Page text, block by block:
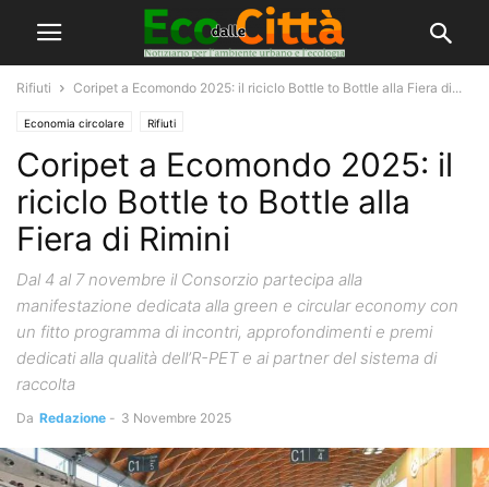
Rifiuti Coripet a Ecomondo 2025: il riciclo Bottle to Bottle alla Fiera di...
Economia circolare Rifiuti
Coripet a Ecomondo 2025: il
riciclo Bottle to Bottle alla
Fiera di Rimini
Dal 4 al 7 novembre il Consorzio partecipa alla
manifestazione dedicata alla green e circular economy con
un fitto programma di incontri, approfondimenti e premi
dedicati alla qualità dell’R-PET e ai partner del sistema di
raccolta
Da Redazione - 3 Novembre 2025